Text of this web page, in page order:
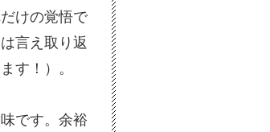
けの覚悟で
言え取り返
す！）。
です。余裕